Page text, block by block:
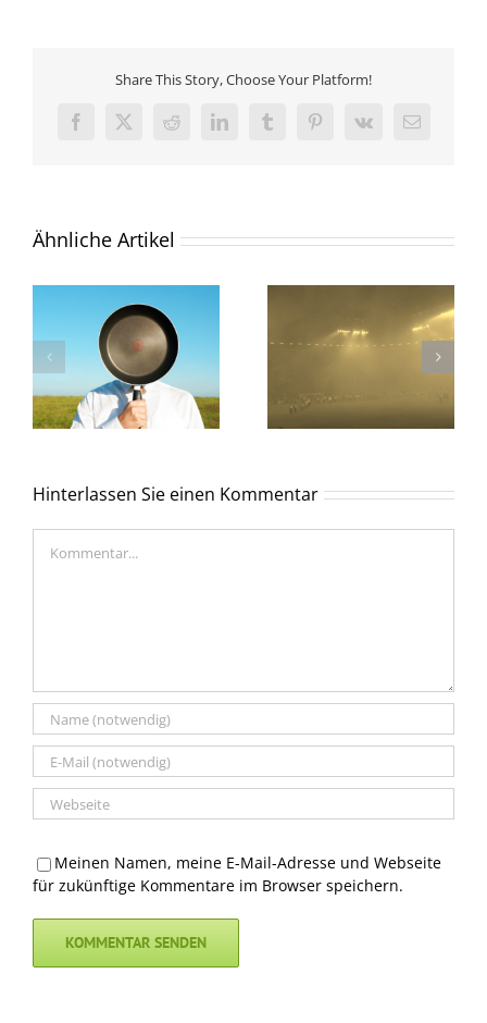
Share This Story, Choose Your Platform!
Facebook
X RedditLinkedInTumblrPinterest
Vk
E-
Ähnliche Artikel
Hinterlassen Sie einen Kommentar
Meinen Namen, meine E-Mail-Adresse und Webseite
für zukünftige Kommentare im Browser speichern.